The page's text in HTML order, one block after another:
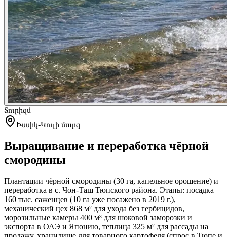
Տուրիզմ
Իսսիկ-Կուլի մարզ
Выращивание и переработка чёрной
смородины
Плантации чёрной смородины (30 га, капельное орошение) и
переработка в с. Чон-Таш Тюпского района. Этапы: посадка
160 тыс. саженцев (10 га уже посажено в 2019 г.),
механический цех 868 м² для ухода без гербицидов,
морозильные камеры 400 м³ для шоковой заморозки и
экспорта в ОАЭ и Японию, теплица 325 м² для рассады на